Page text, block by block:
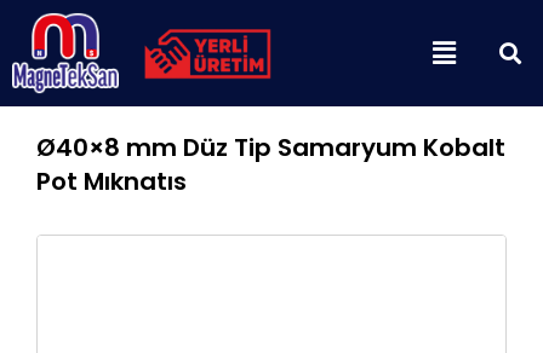
İçeriğe
Menu
Ø40×8 mm Düz Tip Samaryum Kobalt
Pot Mıknatıs